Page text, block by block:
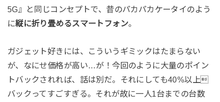
5G』と同じコンセプトで、昔のパカパカケータイのよう
に縦に折り畳めるスマートフォン。
ガジェット好きには、こういうギミックはたまらない
が、なにせ価格が高い…が！今回のように大量のポイン
トバックされれば、話は別だ。それにしても40%以上
バックってすごすぎる。それが故に一人1台までの台数